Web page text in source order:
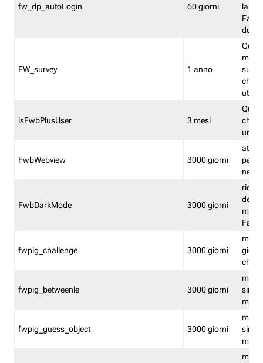
fw_dp_autoLogin 60 giorni
la
FW_survey 1 anno
utenti
isFwbPlusUser 3 mesi
che
una
FwbWebview 3000 giorni
attiva
FwbDarkMode 3000 giorni
fwpig_challenge 3000 giorni
fwpig_betweenle 3000 giorni
fwpig_guess_object 3000 giorni